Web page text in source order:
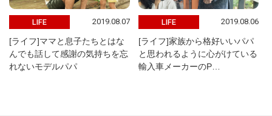
LIFE 2019.08.07
[ライフ]ママと息子たちとはな
んでも話して感謝の気持ちを忘
れないモデルパパ
LIFE 2019.08.06
[ライフ]家族から格好いいパパ
と思われるように心がけている
輸入車メーカーのP…